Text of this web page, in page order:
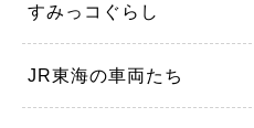
すみっコぐらし
JR東海の車両たち